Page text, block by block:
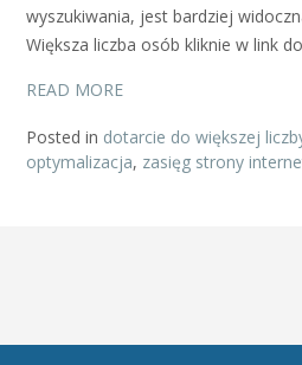
wyszukiwania, jest bardziej
Większa liczba osób kliknie w link do
READ MORE
Posted in dotarcie do większej
optymalizacja, zasięg strony